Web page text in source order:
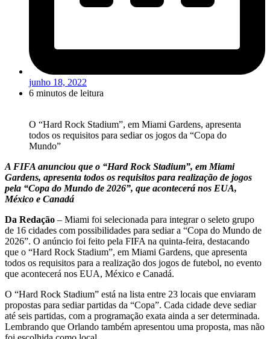
junho 18, 2022
6 minutos de leitura
O “Hard Rock Stadium”, em Miami Gardens, apresenta
todos os requisitos para sediar os jogos da “Copa do
Mundo”
A FIFA anunciou que o “Hard Rock Stadium”, em Miami
Gardens, apresenta todos os requisitos para realização de jogos
pela “Copa do Mundo de 2026”, que acontecerá nos EUA,
México e Canadá
Da Redação – Miami foi selecionada para integrar o seleto grupo
de 16 cidades com possibilidades para sediar a “Copa do Mundo de
2026”. O anúncio foi feito pela FIFA na quinta-feira, destacando
que o “Hard Rock Stadium”, em Miami Gardens, que apresenta
todos os requisitos para a realização dos jogos de futebol, no evento
que acontecerá nos EUA, México e Canadá.
O “Hard Rock Stadium” está na lista entre 23 locais que enviaram
propostas para sediar partidas da “Copa”. Cada cidade deve sediar
até seis partidas, com a programação exata ainda a ser determinada.
Lembrando que Orlando também apresentou uma proposta, mas não